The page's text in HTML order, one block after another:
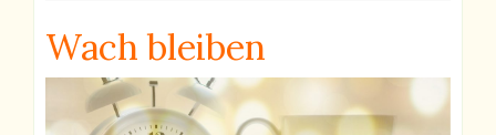
Wach bleiben